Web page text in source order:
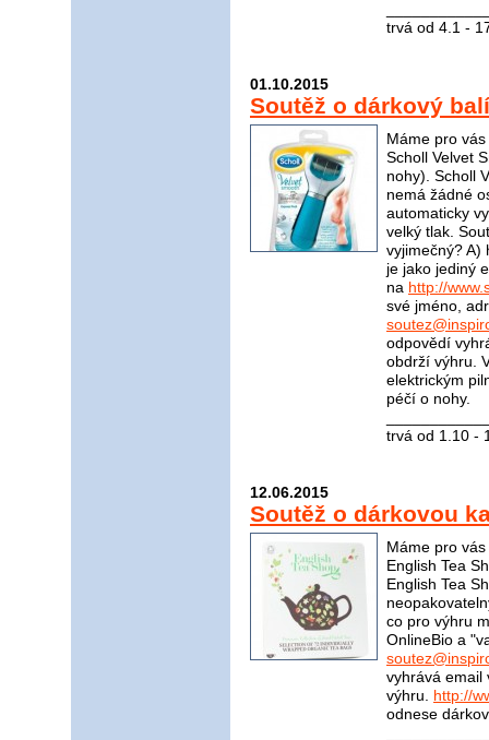
trvá od 4.1 -
01.10.2015
Soutěž o dárkový
Máme pro
Scholl Velvet
nohy). Scholl
nemá žádné
automaticky
velký tlak.
vyjimečný? A)
je jako jediný
na http://
své jméno,
odpovědí
obdrží výhru.
elektrickým
péčí o nohy.
trvá od 1.10 -
12.06.2015
Soutěž o dárkovou
Máme pro
English Tea
English Tea
co pro výhru
OnlineBio a
vyhrává email
výhru. http://
odnese